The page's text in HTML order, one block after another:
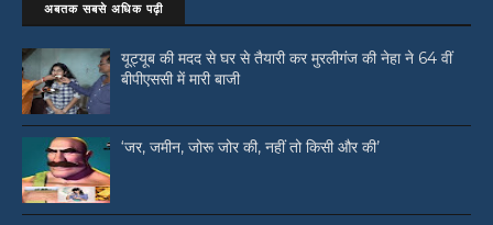
अबतक सबसे अधिक पढ़ी
यूट्यूब की मदद से घर से तैयारी कर मुरलीगंज की नेहा ने 64 वीं
बीपीएससी में मारी बाजी
‘जर, जमीन, जोरू जोर की, नहीं तो किसी और की’